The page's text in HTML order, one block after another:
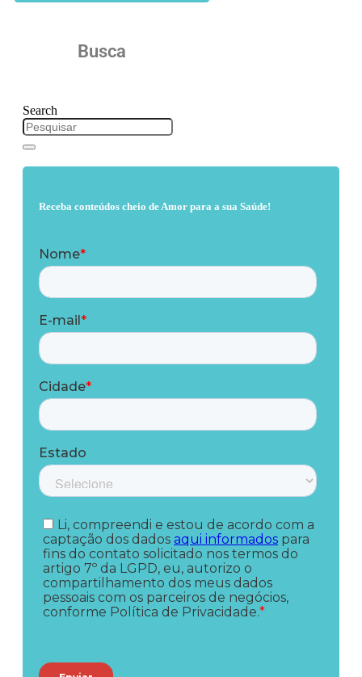
Busca
Search
Receba conteúdos cheio de Amor para a sua Saúde!